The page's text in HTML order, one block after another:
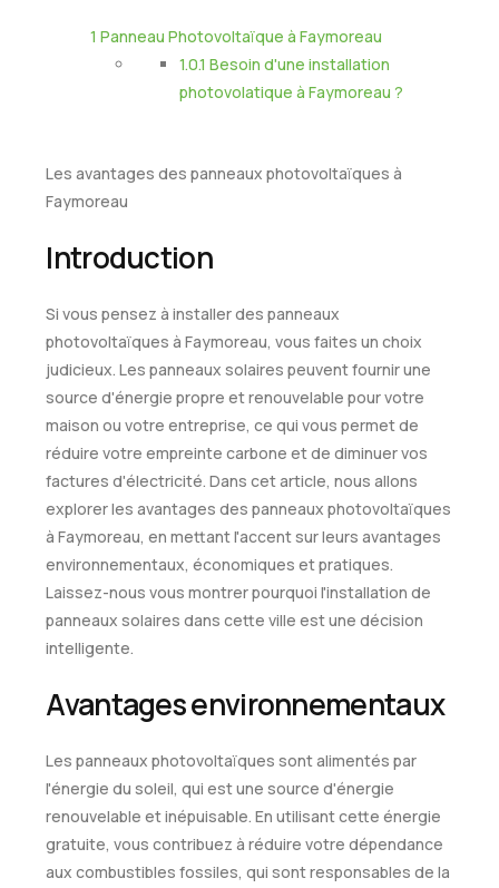
1 Panneau Photovoltaïque à Faymoreau
1.0.1 Besoin d'une installation
photovolatique à Faymoreau ?
Les avantages des panneaux photovoltaïques à
Faymoreau
Introduction
Si vous pensez à installer des panneaux
photovoltaïques à Faymoreau, vous faites un choix
judicieux. Les panneaux solaires peuvent fournir une
source d'énergie propre et renouvelable pour votre
maison ou votre entreprise, ce qui vous permet de
réduire votre empreinte carbone et de diminuer vos
factures d'électricité. Dans cet article, nous allons
explorer les avantages des panneaux photovoltaïques
à Faymoreau, en mettant l'accent sur leurs avantages
environnementaux, économiques et pratiques.
Laissez-nous vous montrer pourquoi l'installation de
panneaux solaires dans cette ville est une décision
intelligente.
Avantages environnementaux
Les panneaux photovoltaïques sont alimentés par
l'énergie du soleil, qui est une source d'énergie
renouvelable et inépuisable. En utilisant cette énergie
gratuite, vous contribuez à réduire votre dépendance
aux combustibles fossiles, qui sont responsables de la